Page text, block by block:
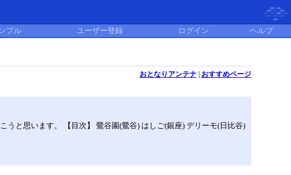
プル ユーザー登録 ログイン ヘルプ
おとなりアンテナ| おすすめページ
と思います。 【目次】 鶯谷園(鶯谷) はしご(銀座) デリーモ(日比谷)